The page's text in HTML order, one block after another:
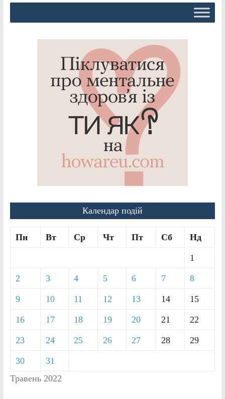
Календар подій
Травень 2022
Пн Вт Ср Чт Пт Сб Нд
1
2 3 4 5 6 7 8
9 10 11 12 13 14 15
16 17 18 19 20 21 22
23 24 25 26 27 28 29
30 31